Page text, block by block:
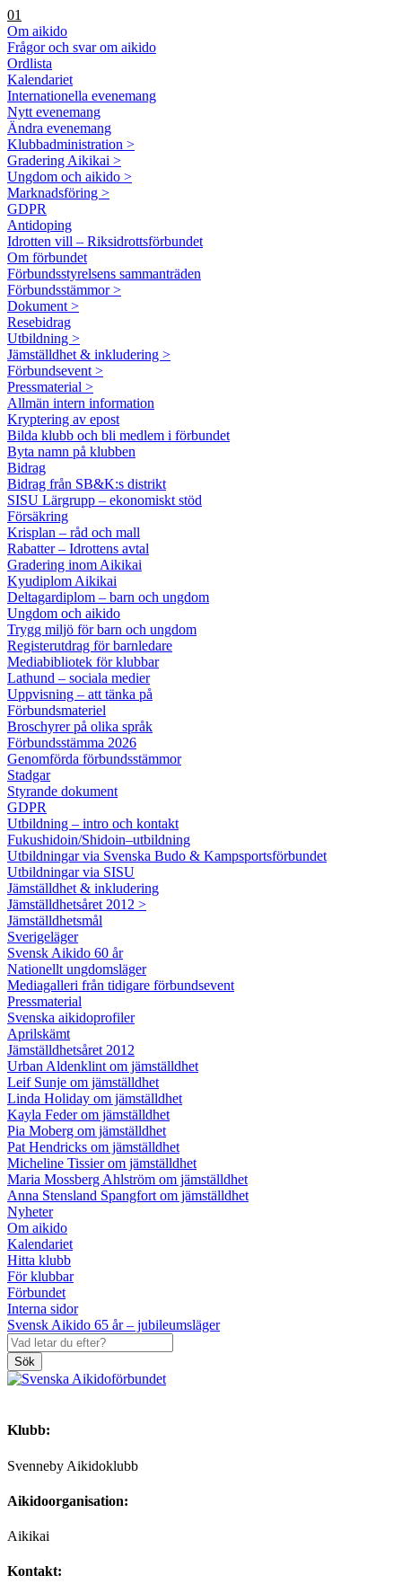
01
Om aikido
Frågor och svar om aikido
Ordlista
Kalendariet
Internationella evenemang
Nytt evenemang
Ändra evenemang
Klubbadministration >
Gradering Aikikai >
Ungdom och aikido >
Marknadsföring >
GDPR
Antidoping
Idrotten vill – Riksidrottsförbundet
Om förbundet
Förbundsstyrelsens sammanträden
Förbundsstämmor >
Dokument >
Resebidrag
Utbildning >
Jämställdhet & inkludering >
Förbundsevent >
Pressmaterial >
Allmän intern information
Kryptering av epost
Bilda klubb och bli medlem i förbundet
Byta namn på klubben
Bidrag
Bidrag från SB&K:s distrikt
SISU Lärgrupp – ekonomiskt stöd
Försäkring
Krisplan – råd och mall
Rabatter – Idrottens avtal
Gradering inom Aikikai
Kyudiplom Aikikai
Deltagardiplom – barn och ungdom
Ungdom och aikido
Trygg miljö för barn och ungdom
Registerutdrag för barnledare
Mediabibliotek för klubbar
Lathund – sociala medier
Uppvisning – att tänka på
Förbundsmateriel
Broschyrer på olika språk
Förbundsstämma 2026
Genomförda förbundsstämmor
Stadgar
Styrande dokument
GDPR
Utbildning – intro och kontakt
Fukushidoin/Shidoin–utbildning
Utbildningar via Svenska Budo & Kampsportsförbundet
Utbildningar via SISU
Jämställdhet & inkludering
Jämställdhetsåret 2012 >
Jämställdhetsmål
Sverigeläger
Svensk Aikido 60 år
Nationellt ungdomsläger
Mediagalleri från tidigare förbundsevent
Pressmaterial
Svenska aikidoprofiler
Aprilskämt
Jämställdhetsåret 2012
Urban Aldenklint om jämställdhet
Leif Sunje om jämställdhet
Linda Holiday om jämställdhet
Kayla Feder om jämställdhet
Pia Moberg om jämställdhet
Pat Hendricks om jämställdhet
Micheline Tissier om jämställdhet
Maria Mossberg Ahlström om jämställdhet
Anna Stensland Spangfort om jämställdhet
Nyheter
Om aikido
Kalendariet
Hitta klubb
För klubbar
Förbundet
Interna sidor
Svensk Aikido 65 år – jubileumsläger
Sök
Klubb:
Svenneby Aikidoklubb
Aikidoorganisation:
Aikikai
Kontakt: